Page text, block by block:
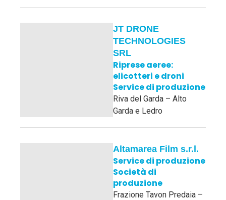
JT DRONE
TECHNOLOGIES
SRL
Riprese aeree:
elicotteri e droni
Service di produzione
Riva del Garda – Alto
Garda e Ledro
Altamarea Film s.r.l.
Service di produzione
Società di
produzione
Frazione Tavon Predaia –